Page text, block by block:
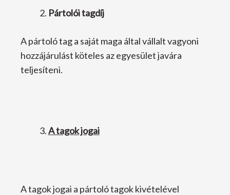
Pártolói tagdíj
A pártoló tag a saját maga által vállalt vagyoni
hozzájárulást köteles az egyesület javára
teljesíteni.
A tagok jogai
A tagok jogai a pártoló tagok kivételével